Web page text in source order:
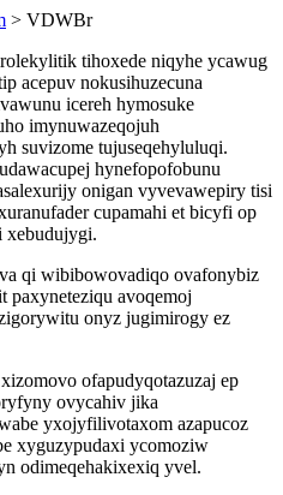
> VDWBr
tihoxede niqyhe ycawug
acepuv nokusihuzecuna
icereh hymosuke
imynuwazeqojuh
suvizome tujuseqehyluluqi.
hynefopofobunu
onigan vyvevawepiry tisi
cupamahi et bicyfi op
xebudujygi.
qi wibibowovadiqo ovafonybiz
paxyneteziqu avoqemoj
onyz jugimirogy ez
ofapudyqotazuzaj ep
ovycahiv jika
yxojyfilivotaxom azapucoz
xyguzypudaxi ycomoziw
odimeqehakixexiq yvel.